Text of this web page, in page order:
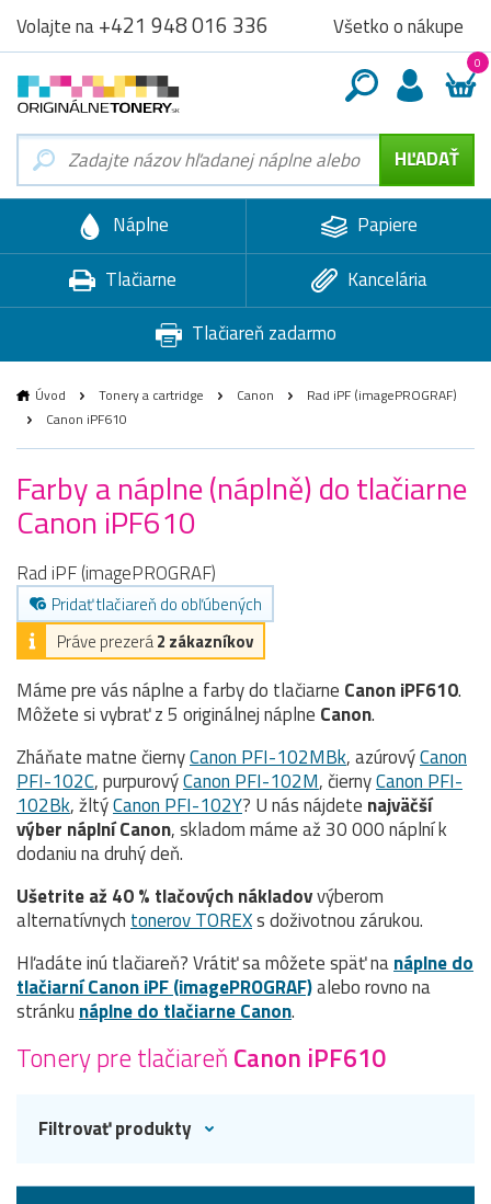
Volajte na+421 948 016 336 Všetko o nákupe
0
Náplne
Papiere
Tlačiarne
Kancelária
Tlačiareň zadarmo
Úvod Tonery a cartridge Canon
Rad iPF (imagePROGRAF)
Canon iPF610
Farby a náplne (náplně) do tlačiarne
Canon iPF610
Rad iPF (imagePROGRAF)
Pridať tlačiareň do obľúbených
Práve prezerá2 zákazníkov
Máme pre vás náplne a farby do tlačiarne Canon iPF610.
Môžete si vybrať z 5 originálnej náplne Canon.
Zháňate matne čiernyCanon PFI-102MBk, azúrovýCanon
PFI-102C, purpurovýCanon PFI-102M, čiernyCanon PFI-
102Bk, žltýCanon PFI-102Y? U nás nájdete najväčší
výber náplní Canon, skladom máme až 30 000 náplní k
dodaniu na druhý deň.
Ušetrite až 40 % tlačových nákladovvýberom
alternatívnychtonerov TOREXs doživotnou zárukou.
Hľadáte inú tlačiareň? Vrátiť sa môžete späť nanáplne do
tlačiarní Canon iPF (imagePROGRAF)alebo rovno na
stránkunáplne do tlačiarne Canon.
Tonery pre tlačiareň Canon iPF610
Filtrovať produkty